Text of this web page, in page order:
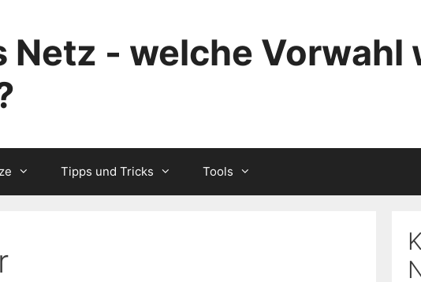
Netz - welche Vorwahl
Tipps und Tricks Tools